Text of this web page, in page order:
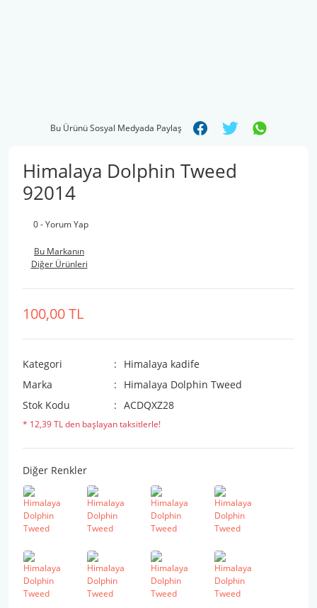
Bu Ürünü Sosyal Medyada Paylaş
Himalaya Dolphin Tweed
92014
0 - Yorum Yap
Bu Markanın
Diğer Ürünleri
100,00 TL
Kategori
Himalaya kadife
Marka
Himalaya Dolphin Tweed
Stok Kodu
ACDQXZ28
* 12,39 TL den başlayan taksitlerle!
Diğer Renkler